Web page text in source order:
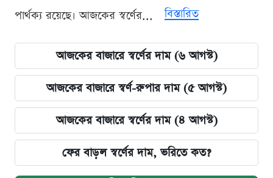
পার্থক্য রয়েছে। আজকের স্বর্ণের...
বিস্তারিত
আজকের বাজারে স্বর্ণের দাম (৬ আগস্ট)
আজকের বাজারে স্বর্ণ-রুপার দাম (৫ আগস্ট)
আজকের বাজারে স্বর্ণের দাম (৪ আগস্ট)
ফের বাড়ল স্বর্ণের দাম, ভরিতে কত?